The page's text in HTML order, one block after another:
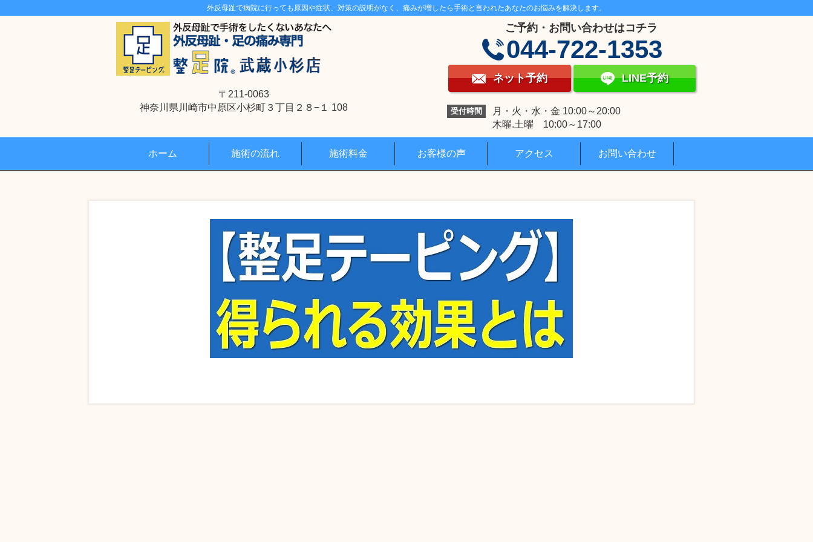
外反母趾で病院に行っても原因や症状、対策の説明がなく、痛みが増したら手術と言われたあなたのお悩みを解決します。
〒211-0063
神奈川県川崎市中原区小杉町３丁目２８−１ 108
ご予約・お問い合わせはコチラ
044-722-1353
ネット予約 LINE予約
受付時間
月・火・水・金 10:00～20:00
木曜.土曜 10:00～17:00
ホーム 施術の流れ 施術料金 お客様の声 アクセス お問い合わせ